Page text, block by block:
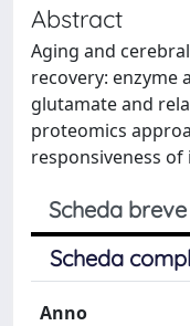
Abstract
Aging and
recovery: enzyme
glutamate and
proteomics
responsiveness
Scheda breve
Scheda
Anno